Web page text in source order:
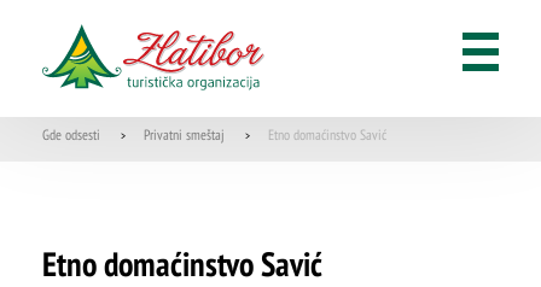
Gde odsesti > Privatni smeštaj > Etno domaćinstvo Savić
Etno domaćinstvo Savić